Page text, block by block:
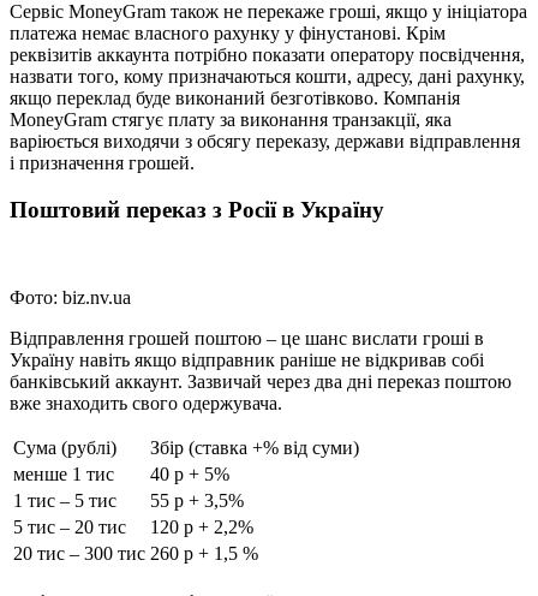
Сервіс MoneyGram також не перекаже гроші, якщо у ініціатора
платежа немає власного рахунку у фінустанові. Крім
реквізитів аккаунта потрібно показати оператору посвідчення,
назвати того, кому призначаються кошти, адресу, дані рахунку,
якщо переклад буде виконаний безготівково. Компанія
MoneyGram стягує плату за виконання транзакції, яка
варіюється виходячи з обсягу переказу, держави відправлення
і призначення грошей.
Поштовий переказ з Росії в Україну
Фото: biz.nv.ua
Відправлення грошей поштою – це шанс вислати гроші в
Україну навіть якщо відправник раніше не відкривав собі
банківський аккаунт. Зазвичай через два днi переказ поштою
вже знаходить свого одержувача.
Сума (рублі)
Збір (ставка +% від суми)
менше 1 тис
40 р + 5%
1 тис – 5 тис
55 р + 3,5%
5 тис – 20 тис
120 р + 2,2%
20 тис – 300 тис 260 р + 1,5 %